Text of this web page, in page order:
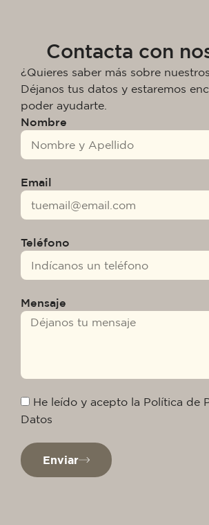
Contacta con
¿Quieres saber más sobre
Déjanos tus datos y estaremos
poder ayudarte.
Nombre
Email
Teléfono
Mensaje
He leído y acepto la Política de
Datos
Enviar